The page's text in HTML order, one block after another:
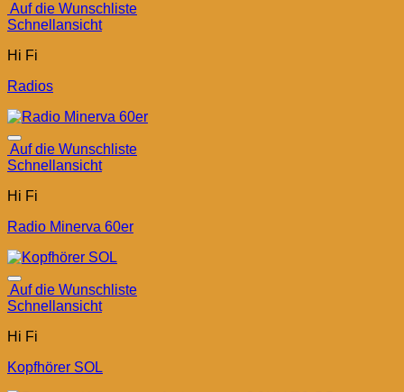
Auf die Wunschliste
Schnellansicht
Hi Fi
Radios
Auf die Wunschliste
Schnellansicht
Hi Fi
Radio Minerva 60er
Auf die Wunschliste
Schnellansicht
Hi Fi
Kopfhörer SOL